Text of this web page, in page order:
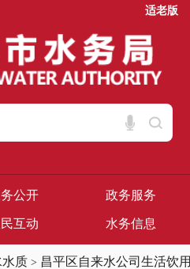
适老版
公开 政务服务
互动 水务信息
质 > 昌平区自来水公司生活饮